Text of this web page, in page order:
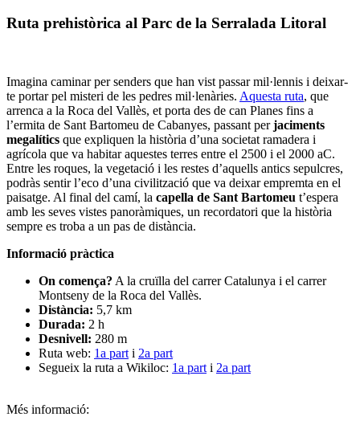
Ruta prehistòrica al Parc de la Serralada Litoral
Imagina caminar per senders que han vist passar mil·lennis i deixar-
te portar pel misteri de les pedres mil·lenàries. Aquesta ruta, que
arrenca a la Roca del Vallès, et porta des de can Planes fins a
l’ermita de Sant Bartomeu de Cabanyes, passant perjaciments
megalítics que expliquen la història d’una societat ramadera i
agrícola que va habitar aquestes terres entre el 2500 i el 2000 aC.
Entre les roques, la vegetació i les restes d’aquells antics sepulcres,
podràs sentir l’eco d’una civilització que va deixar empremta en el
paisatge. Al final del camí, la capella de Sant Bartomeu t’espera
amb les seves vistes panoràmiques, un recordatori que la història
sempre es troba a un pas de distància.
Informació pràctica
On comença? A la cruïlla del carrer Catalunya i el carrer
Montseny de la Roca del Vallès.
Distància: 5,7 km
Durada: 2 h
Desnivell: 280 m
Ruta web: 1a part i 2a part
Segueix la ruta a Wikiloc: 1a part i 2a part
Més informació: